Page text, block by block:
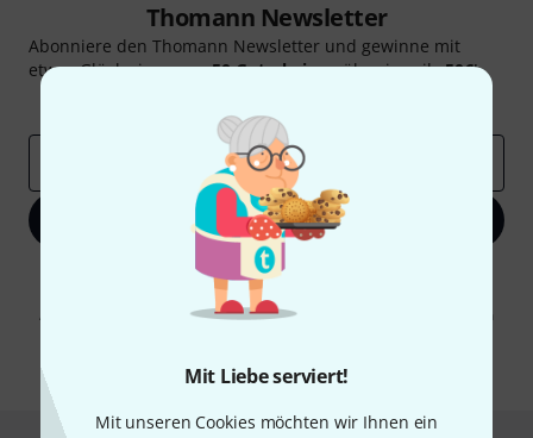
Mit Liebe serviert!
Mit unseren Cookies möchten wir Ihnen ein
Thomann Newsletter
Abonniere den Thomann Newsletter und gewinne mit
etwas Glück einen von50 Gutscheinenüber jeweils50€!
Jetzt anmelden
Mit Klick auf „Jetzt anmelden“ stimmen Sie dem Erhalt von E-Mail-
Werbung und einer Messung des E-Mail-Nutzungsverhaltens zu. Die
Abmeldung ist jederzeit möglich. Weitere Informationen finden Sie in
* Pflichtfeld